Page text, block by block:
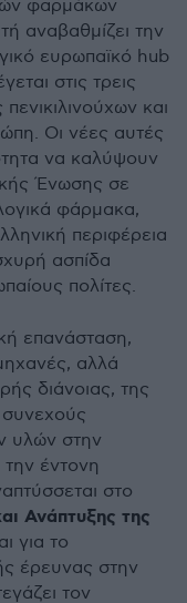
φαρμάκων
αναβαθμίζει την
ευρωπαϊκό hub
στις τρεις
και
Οι νέες αυτές
να καλύψουν
Ένωσης σε
φάρμακα,
περιφέρεια
ασπίδα
πολίτες.
επανάσταση,
αλλά
διάνοιας, της
συνεχούς
υλών στην
έντονη
στο
Ανάπτυξης της
για το
έρευνας στην
τον